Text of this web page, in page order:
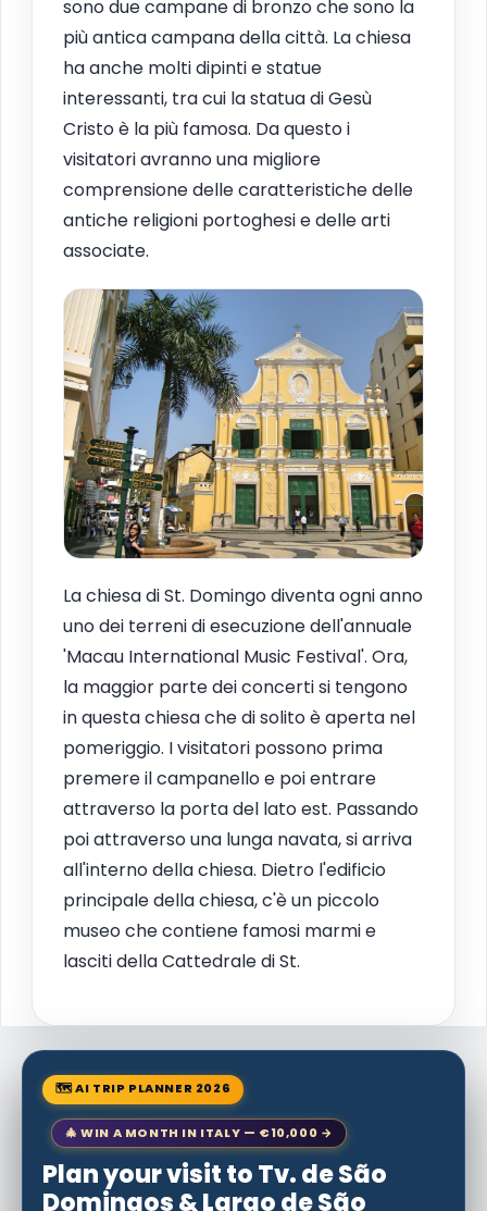
sono due campane di bronzo che sono la
più antica campana della città. La chiesa
ha anche molti dipinti e statue
interessanti, tra cui la statua di Gesù
Cristo è la più famosa. Da questo i
visitatori avranno una migliore
comprensione delle caratteristiche delle
antiche religioni portoghesi e delle arti
associate.
La chiesa di St. Domingo diventa ogni anno
uno dei terreni di esecuzione dell'annuale
'Macau International Music Festival'. Ora,
la maggior parte dei concerti si tengono
in questa chiesa che di solito è aperta nel
pomeriggio. I visitatori possono prima
premere il campanello e poi entrare
attraverso la porta del lato est. Passando
poi attraverso una lunga navata, si arriva
all'interno della chiesa. Dietro l'edificio
principale della chiesa, c'è un piccolo
museo che contiene famosi marmi e
lasciti della Cattedrale di St.
🗺 AI TRIP PLANNER 2026
🎄 WIN A MONTH IN ITALY — €10,000 →
Plan your visit to Tv. de São
Domingos & Largo de São